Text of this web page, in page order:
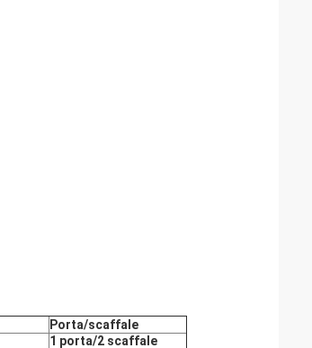
Porta/scaffale
1 porta/2 scaffale